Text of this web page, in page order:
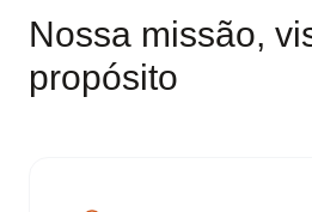
Nossa missão,
propósito